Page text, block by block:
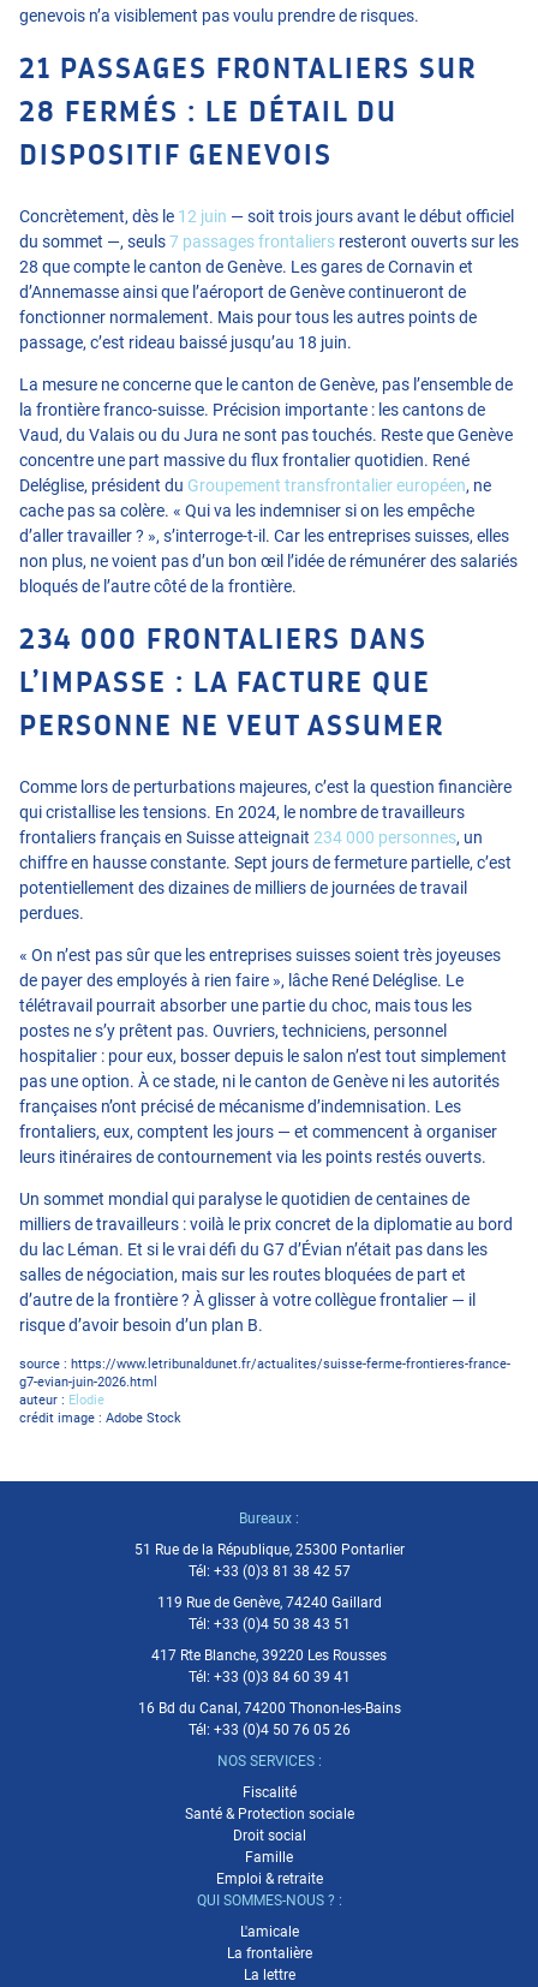
genevois n’a visiblement pas voulu prendre de risques.
21 PASSAGES FRONTALIERS SUR
28 FERMÉS : LE DÉTAIL DU
DISPOSITIF GENEVOIS
Concrètement, dès le 12 juin — soit trois jours avant le début officiel
du sommet —, seuls7 passages frontaliers resteront ouverts sur les
28 que compte le canton de Genève. Les gares de Cornavin et
d’Annemasse ainsi que l’aéroport de Genève continueront de
fonctionner normalement. Mais pour tous les autres points de
passage, c’est rideau baissé jusqu’au 18 juin.
La mesure ne concerne que le canton de Genève, pas l’ensemble de
la frontière franco-suisse. Précision importante : les cantons de
Vaud, du Valais ou du Jura ne sont pas touchés. Reste que Genève
concentre une part massive du flux frontalier quotidien. René
Deléglise, président du Groupement transfrontalier européen, ne
cache pas sa colère. « Qui va les indemniser si on les empêche
d’aller travailler ? », s’interroge-t-il. Car les entreprises suisses, elles
non plus, nevoient pas d’un bon œil l’idée de rémunérer des salariés
bloqués de l’autre côté de la frontière.
234 000 FRONTALIERS DANS
L’IMPASSE : LA FACTURE QUE
PERSONNE NE VEUT ASSUMER
Comme lors de perturbations majeures, c’est la question financière
qui cristallise les tensions. En 2024, le nombre de travailleurs
frontaliers français en Suisse atteignait 234 000 personnes, un
chiffre en hausse constante. Sept jours de fermeture partielle, c’est
potentiellement des dizaines de milliers de journées de travail
perdues.
« On n’est pas sûr que les entreprises suisses soient très joyeuses
de payer des employés à rien faire », lâche René Deléglise. Le
télétravail pourrait absorber une partie du choc, mais tous les
postes ne s’y prêtent pas. Ouvriers, techniciens, personnel
hospitalier : pour eux, bosser depuis le salon n’est tout simplement
pas une option. À ce stade, ni le canton de Genève ni les autorités
françaises n’ont précisé de mécanisme d’indemnisation. Les
frontaliers, eux, comptent les jours — et commencent à organiser
leurs itinéraires de contournement via les points restés ouverts.
Un sommet mondial qui paralyse le quotidien de centaines de
milliers de travailleurs : voilà le prix concret de la diplomatie au bord
du lac Léman. Et si le vrai défi du G7 d’Évian n’était pas dans les
salles de négociation, mais sur les routes bloquées de part et
d’autre de la frontière ? À glisser à votre collègue frontalier — il
risque d’avoir besoin d’un plan B.
source : https://www.letribunaldunet.fr/actualites/suisse-ferme-frontieres-france-
g7-evian-juin-2026.html
auteur : Elodie
crédit image : Adobe Stock
Bureaux :
51 Rue de la République, 25300 Pontarlier
Tél: +33 (0)3 81 38 42 57
119 Rue de Genève, 74240 Gaillard
Tél: +33 (0)4 50 38 43 51
417 Rte Blanche, 39220 Les Rousses
Tél: +33 (0)3 84 60 39 41
16 Bd du Canal, 74200 Thonon-les-Bains
Tél: +33 (0)4 50 76 05 26
NOS SERVICES :
Fiscalité
Santé & Protection sociale
Droit social
Famille
Emploi & retraite
QUI SOMMES-NOUS ? :
L'amicale
La frontalière
La lettre